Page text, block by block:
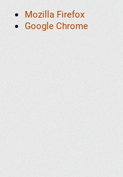
Mozilla Firefox
Google Chrome